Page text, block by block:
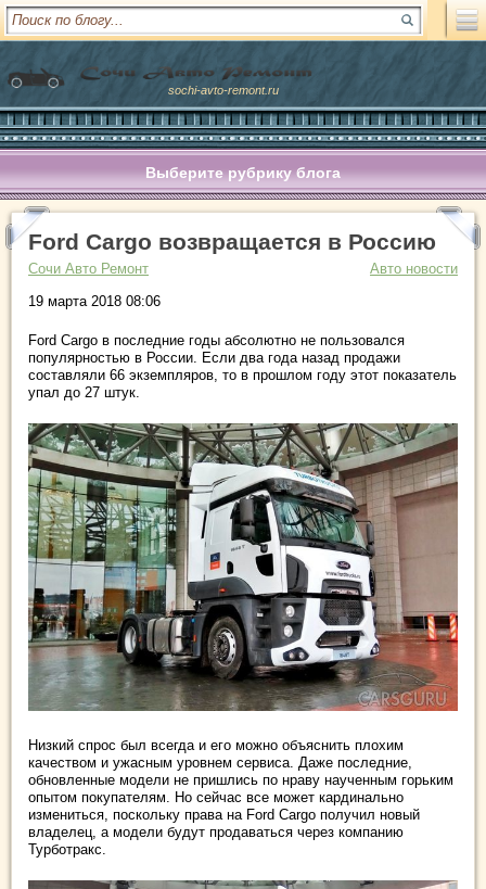
sochi-avto-remont.ru
Выберите рубрику блога
Ford Cargo возвращается в Россию
Сочи Авто Ремонт
Авто новости
19 марта 2018 08:06
Ford Cargo в последние годы абсолютно не пользовался
популярностью в России. Если два года назад продажи
составляли 66 экземпляров, то в прошлом году этот показатель
упал до 27 штук.
Низкий спрос был всегда и его можно объяснить плохим
качеством и ужасным уровнем сервиса. Даже последние,
обновленные модели не пришлись по нраву наученным горьким
опытом покупателям. Но сейчас все может кардинально
измениться, поскольку права на Ford Cargo получил новый
владелец, а модели будут продаваться через компанию
Турботракс.